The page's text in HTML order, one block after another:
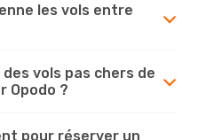
les vols entre
vols pas chers de
Opodo ?
pour réserver un